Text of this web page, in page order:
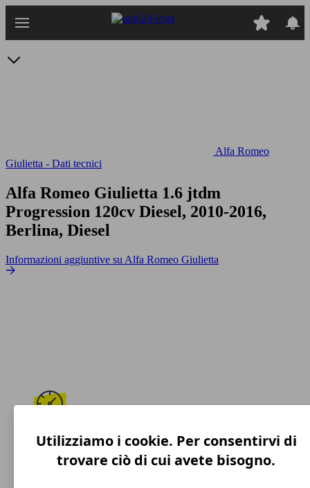
Alfa Romeo
Giulietta - Dati tecnici
Alfa Romeo Giulietta 1.6 jtdm
Progression 120cv Diesel, 2010-2016,
Berlina, Diesel
Informazioni aggiuntive su Alfa Romeo Giulietta
195 km/h
Velocità massima
Utilizziamo i cookie. Per consentirvi di
trovare ciò di cui avete bisogno.